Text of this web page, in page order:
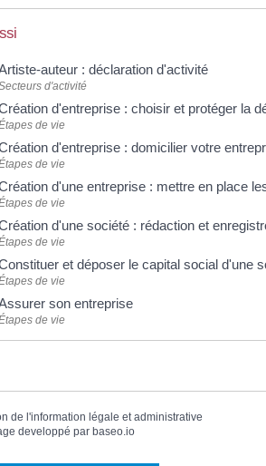
auteur : déclaration d'activité
d'activité
d'entreprise : choisir et protéger la
de vie
d'entreprise : domicilier votre
de vie
d'une entreprise : mettre en place
de vie
d'une société : rédaction et
de vie
et déposer le capital social d'une
de vie
son entreprise
de vie
de l'information légale et administrative
developpé par baseo.io